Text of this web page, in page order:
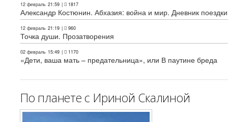
12 февраль 21:59 | 1817
Александр Костюнин. Абхазия: война и мир. Дневник поездки
12 февраль 21:19 | 960
Точка души. Прозатворения
02 февраль 15:49 | 1170
«Дети, ваша мать – предательница», или В паутине бреда
По планете с Ириной Скалиной